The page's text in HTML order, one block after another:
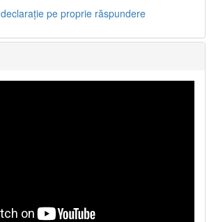
pe proprie răspundere